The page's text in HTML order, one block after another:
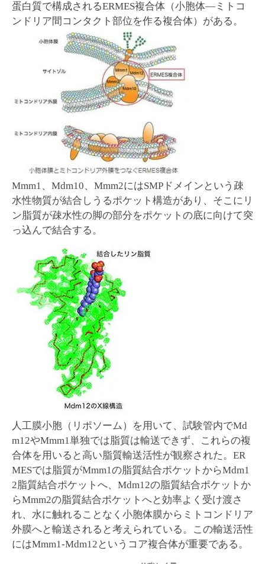
蛋白質で構成されるERMES複合体（小胞体―ミトコ
ンドリア間コンタクト部位を作る複合体）がある。
Mmm1、Mdm10、Mmm2にはSMPドメインという疎
水性物質が結合しうるポケット構造があり、そこにリ
ン脂質が疎水性の脚の部分をポケットの底に向けて突
っ込んで結合する。
人工膜小胞（リポソーム）を用いて、試験管内でMd
m12やMmm1単独では脂質は輸送できず、これらの複
合体を用いると高い脂質輸送活性が観察された。ER
MESでは脂質がMmm1の脂質結合ポケットからMdm1
2脂質結合ポケットへ、Mdm12の脂質結合ポケットか
らMmm2の脂質結合ポケットへと効率よく受け渡さ
れ、水に触れることなく小胞体膜からミトコンドリア
外膜へと輸送されると考えられている。この輸送活性
にはMmm1-Mdm12というコア複合体が重要である。